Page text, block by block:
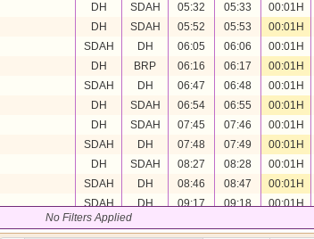
DH SDAH 05:32 05:33 00:01H
DH SDAH 05:52 05:53 00:01H
SDAH DH 06:05 06:06 00:01H
DH BRP 06:16 06:17 00:01H
SDAH DH 06:47 06:48 00:01H
DH SDAH 06:54 06:55 00:01H
DH SDAH 07:45 07:46 00:01H
SDAH DH 07:48 07:49 00:01H
DH SDAH 08:27 08:28 00:01H
SDAH DH 08:46 08:47 00:01H
SDAH DH 09:17 09:18 00:01H
DH SDAH
No Filters Applied